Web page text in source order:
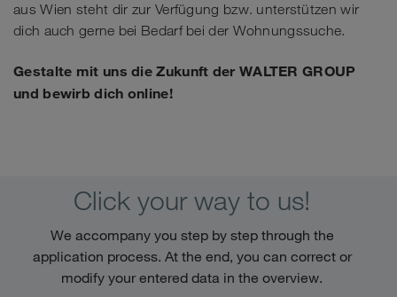
aus Wien steht dir zur Verfügung bzw. unterstützen wir
dich auch gerne bei Bedarf bei der Wohnungssuche.
Gestalte mit uns die Zukunft der WALTER GROUP
und bewirb dich online!
Click your way to us!
We accompany you step by step through the
application process. At the end, you can correct or
modify your entered data in the overview.